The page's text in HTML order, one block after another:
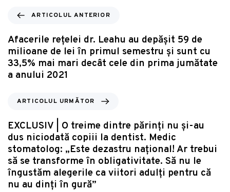
ARTICOLUL ANTERIOR
Afacerile reţelei dr. Leahu au depăşit 59 de
milioane de lei în primul semestru şi sunt cu
33,5% mai mari decât cele din prima jumătate
a anului 2021
ARTICOLUL URMĂTOR
EXCLUSIV | O treime dintre părinți nu și-au
dus niciodată copiii la dentist. Medic
stomatolog: „Este dezastru național! Ar trebui
să se transforme în obligativitate. Să nu le
îngustăm alegerile ca viitori adulți pentru că
nu au dinți în gură”